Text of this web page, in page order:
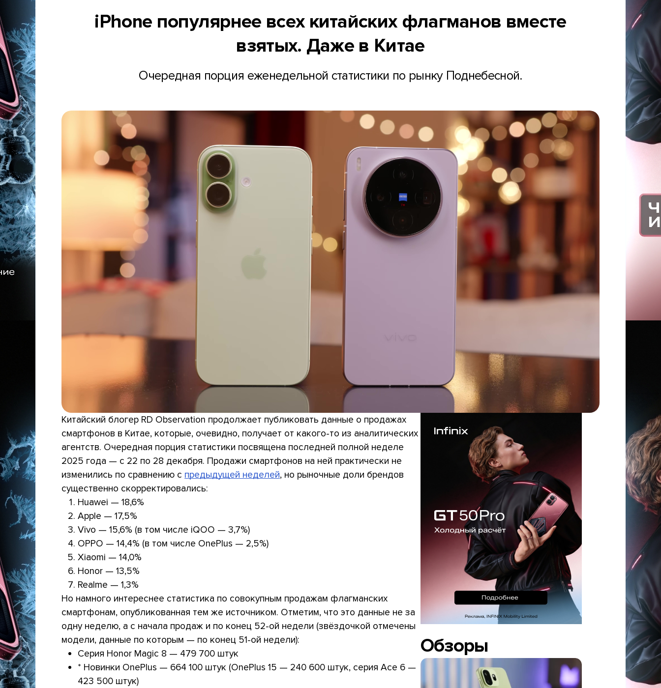
iPhone популярнее всех китайских флагманов вместе
взятых. Даже в Китае
Очередная порция еженедельной статистики по рынку Поднебесной.
Китайский блогер RD Observation продолжает публиковать данные о продажах
смартфонов в Китае, которые, очевидно, получает от какого-то из аналитических
агентств. Очередная порция статистики посвящена последней полной неделе
2025 года — с 22 по 28 декабря. Продажи смартфонов на ней практически не
изменились по сравнению с предыдущей неделей, но рыночные доли брендов
существенно скорректировались:
Huawei — 18,6%
Apple — 17,5%
Vivo — 15,6% (в том числе iQOO — 3,7%)
OPPO — 14,4% (в том числе OnePlus — 2,5%)
Xiaomi — 14,0%
Honor — 13,5%
Realme — 1,3%
Но намного интереснее статистика по совокупным продажам флагманских
смартфонам, опубликованная тем же источником. Отметим, что это данные не за
одну неделю, а с начала продаж и по конец 52-ой недели (звёздочкой отмечены
модели, данные по которым — по конец 51-ой недели):
Серия Honor Magic 8 — 479 700 штук
* Новинки OnePlus — 664 100 штук (OnePlus 15 — 240 600 штук, серия Ace 6 —
423 500 штук)
Обзоры